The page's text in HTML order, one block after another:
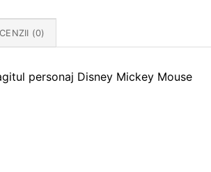
(0)
personaj Disney Mickey Mouse